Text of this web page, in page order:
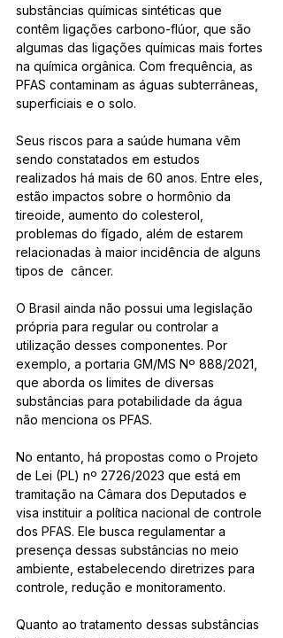
substâncias químicas sintéticas que
contêm ligações carbono-flúor, que são
algumas das ligações químicas mais fortes
na química orgânica. Com frequência, as
PFAS contaminam as águas subterrâneas,
superficiais e o solo.
Seus riscos para a saúde humana vêm
sendo constatados em estudos
realizados há mais de 60 anos. Entre eles,
estão impactos sobre o hormônio da
tireoide, aumento do colesterol,
problemas do fígado, além de estarem
relacionadas à maior incidência de alguns
tipos de  câncer.
O Brasil ainda não possui uma legislação
própria para regular ou controlar a
utilização desses componentes. Por
exemplo, a portaria GM/MS Nº 888/2021,
que aborda os limites de diversas
substâncias para potabilidade da água
não menciona os PFAS.
No entanto, há propostas como o Projeto
de Lei (PL) nº 2726/2023 que está em
tramitação na Câmara dos Deputados e
visa instituir a política nacional de controle
dos PFAS. Ele busca regulamentar a
presença dessas substâncias no meio
ambiente, estabelecendo diretrizes para
controle, redução e monitoramento.
Quanto ao tratamento dessas substâncias